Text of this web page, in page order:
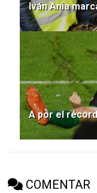
Iván Ania
A por el
COMENTAR